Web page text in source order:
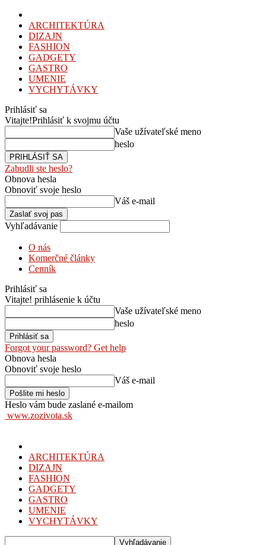
ARCHITEKTÚRA
DIZAJN
FASHION
GADGETY
GASTRO
UMENIE
VYCHYTÁVKY
Prihlásiť sa
Vitajte!Prihlásiť k svojmu účtu
Vaše užívateľské meno
heslo
Zabudli ste heslo?
Obnova hesla
Obnoviť svoje heslo
Váš e-mail
Vyhľadávanie
O nás
Komerčné články
Cenník
Prihlásiť sa
Vitajte! prihlásenie k účtu
Vaše užívateľské meno
heslo
Forgot your password? Get help
Obnova hesla
Obnoviť svoje heslo
Váš e-mail
Heslo vám bude zaslané e-mailom
www.zozivota.sk
ARCHITEKTÚRA
DIZAJN
FASHION
GADGETY
GASTRO
UMENIE
VYCHYTÁVKY